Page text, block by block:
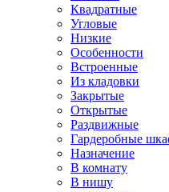
Квадратные
Угловые
Низкие
Особенности
Встроенные
Из кладовки
Закрытые
Открытые
Раздвижные
Гардеробные
Назначение
В комнату
В нишу